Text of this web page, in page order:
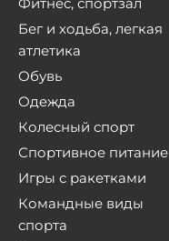
Бег и ходьба, легкая
атлетика
Обувь
Одежда
Колесный спорт
Спортивное питание
Игры с ракетками
Командные виды
спорта